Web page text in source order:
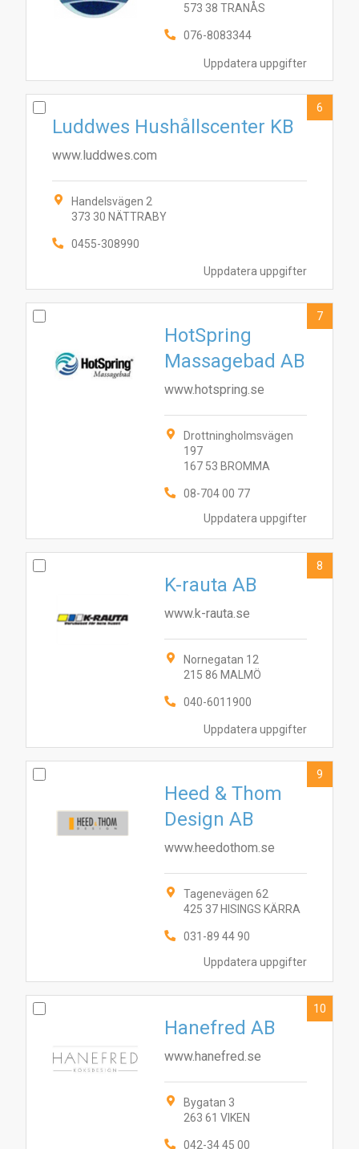
Uppdatera uppgifter
573 38 TRANÅS
076-8083344
Uppdatera uppgifter
Luddwes Hushållscenter KB
www.luddwes.com
Handelsvägen 2
373 30 NÄTTRABY
0455-308990
6
Uppdatera uppgifter
HotSpring
Massagebad AB
www.hotspring.se
Drottningholmsvägen
197
167 53 BROMMA
08-704 00 77
7
Uppdatera uppgifter
K-rauta AB
www.k-rauta.se
Nornegatan 12
215 86 MALMÖ
040-6011900
8
Uppdatera uppgifter
Heed & Thom
Design AB
www.heedothom.se
Tagenevägen 62
425 37 HISINGS KÄRRA
031-89 44 90
9
Hanefred AB
www.hanefred.se
Bygatan 3
263 61 VIKEN
042-34 45 00
10